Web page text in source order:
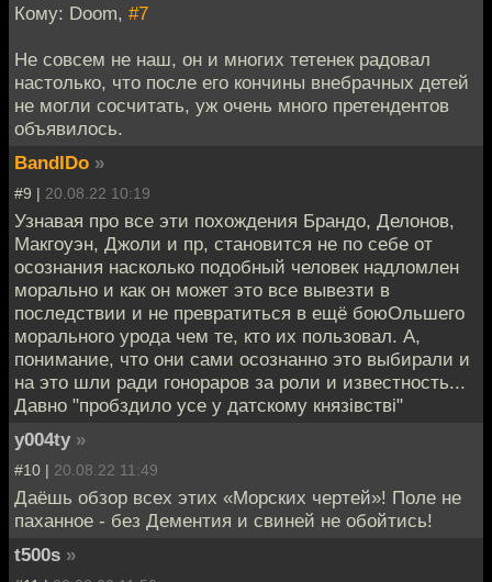
Кому: Doom, #7
Не совсем не наш, он и многих тетенек радовал
настолько, что после его кончины внебрачных детей
не могли сосчитать, уж очень много претендентов
объявилось.
BandIDo »
#9 | 20.08.22 10:19
Узнавая про все эти похождения Брандо, Делонов,
Макгоуэн, Джоли и пр, становится не по себе от
осознания насколько подобный человек надломлен
морально и как он может это все вывезти в
последствии и не превратиться в ещё боюОльшего
морального урода чем те, кто их пользовал. А,
понимание, что они сами осознанно это выбирали и
на это шли ради гонораров за роли и известность...
Давно "пробздило усе у датскому князiвствi"
y004ty »
#10 | 20.08.22 11:49
Даёшь обзор всех этих «Морских чертей»! Поле не
паханное - без Дементия и свиней не обойтись!
t500s »